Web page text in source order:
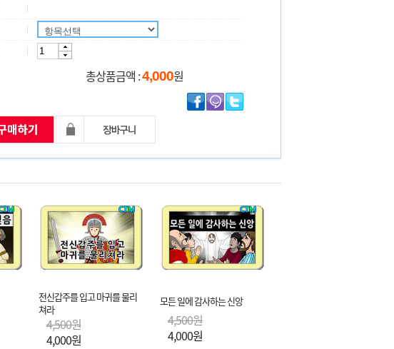
총상품금액 :4,000원
전신갑주를 입고 마귀를 물리
쳐라
4,500원
4,000원
모든 일에 감사하는 신앙
4,500원
4,000원